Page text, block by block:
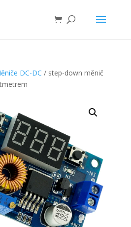
DC-DC / step-down měnič